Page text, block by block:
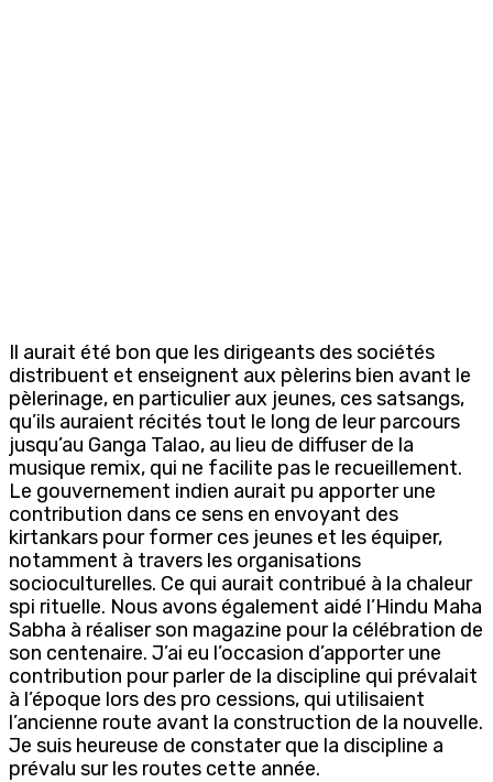
Il aurait été bon que les dirigeants des sociétés
distribuent et enseignent aux pèlerins bien avant le
pèlerinage, en particulier aux jeunes, ces satsangs,
qu’ils auraient récités tout le long de leur parcours
jusqu’au Ganga Talao, au lieu de diffuser de la
musique remix, qui ne facilite pas le recueillement.
Le gouvernement indien aurait pu apporter une
contribution dans ce sens en envoyant des
kirtankars pour former ces jeunes et les équiper,
notamment à travers les organisations
socioculturelles. Ce qui aurait contribué à la chaleur
spi rituelle. Nous avons également aidé l’Hindu Maha
Sabha à réaliser son magazine pour la célébration de
son centenaire. J’ai eu l’occasion d’apporter une
contribution pour parler de la discipline qui prévalait
à l’époque lors des pro cessions, qui utilisaient
l’ancienne route avant la construction de la nouvelle.
Je suis heureuse de constater que la discipline a
prévalu sur les routes cette année.